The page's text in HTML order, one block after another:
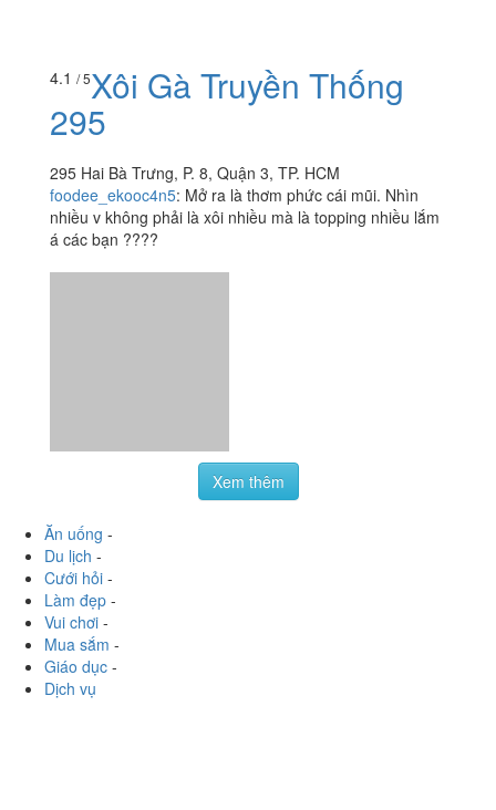
4.1 / 5Xôi Gà Truyền Thống
295
295 Hai Bà Trưng, P. 8, Quận 3, TP. HCM
foodee_ekooc4n5: Mở ra là thơm phức cái mũi. Nhìn
nhiều v không phải là xôi nhiều mà là topping nhiều lắm
á các bạn ????
Xem thêm
Ăn uống -
Du lịch -
Cưới hỏi -
Làm đẹp -
Vui chơi -
Mua sắm -
Giáo dục -
Dịch vụ